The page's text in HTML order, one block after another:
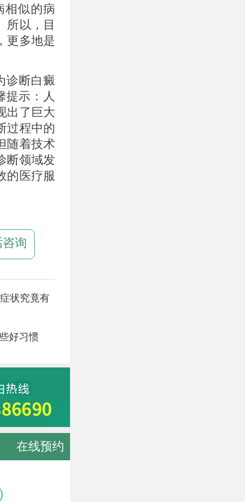
相似的病
所以，目
更多地是
断白癜
提示：人
出了巨大
过程中的
随着技术
断领域发
的医疗服
咨询
状究竟有
好习惯
在线预约